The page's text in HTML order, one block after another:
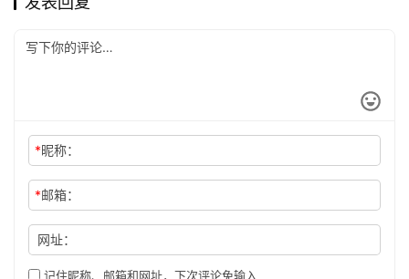
*昵称：
*邮箱：
网址：
记住昵称、邮箱和网址，下次评论免输入